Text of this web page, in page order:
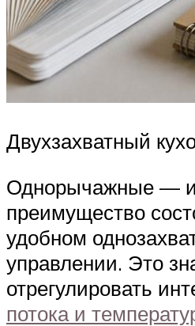
Двухзахватный
Однорычажные —
преимущество
удобном
управлении. Это
отрегулировать
потока и